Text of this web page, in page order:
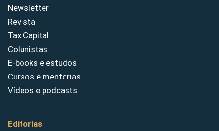
Newsletter
Revista
Tax Capital
Colunistas
E-books e estudos
Cursos e mentorias
Vídeos e podcasts
Editorias